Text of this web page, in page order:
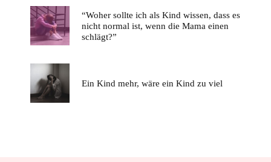
“Woher sollte ich als Kind wissen, dass es
nicht normal ist, wenn die Mama einen
schlägt?”
Ein Kind mehr, wäre ein Kind zu viel